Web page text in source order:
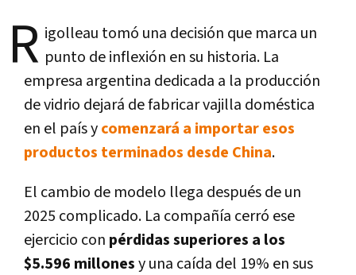
R igolleau tomó una decisión que marca un
punto de inflexión en su historia. La
empresa argentina dedicada a la producción
de vidrio dejará de fabricar vajilla doméstica
en el país ycomenzará a importar esos
productos terminados desde China.
El cambio de modelo llega después de un
2025 complicado. La compañía cerró ese
ejercicio con pérdidas superiores a los
$5.596 millonesy una caída del 19% en sus